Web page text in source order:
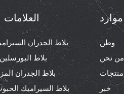
بلاط الجدران
بلاط
بلاط الجدران
بلاط السيراميك
موارد
وطن
من نحن
منتجات
خبر